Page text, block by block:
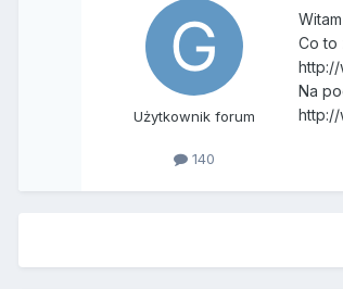
Użytkownik forum
140
Co to
Na
http://